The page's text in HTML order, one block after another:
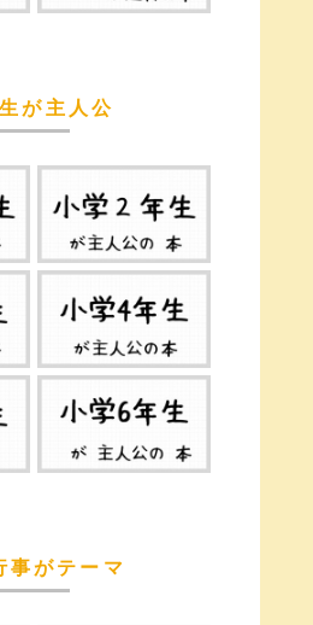
が主人公
事がテーマ